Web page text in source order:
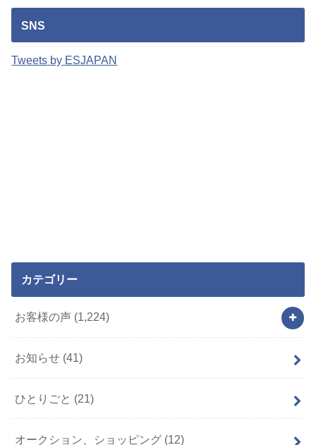
SNS
Tweets by ESJAPAN
カテゴリー
お客様の声 (1,224)
お知らせ (41)
ひとりごと (21)
オークション、ショッピング (12)